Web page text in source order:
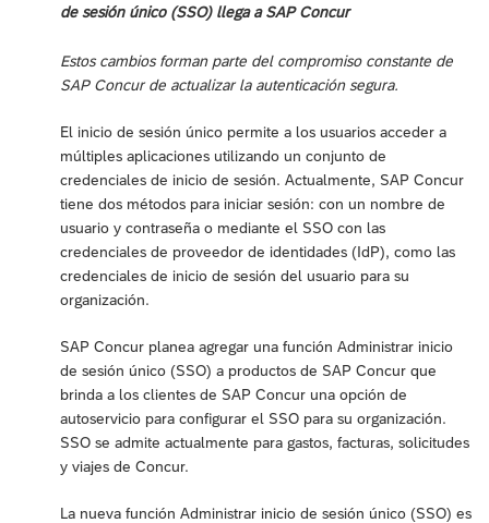
de sesión único (SSO) llega a SAP Concur
Estos cambios forman parte del compromiso constante de
SAP Concur de actualizar la autenticación segura.
El inicio de sesión único permite a los usuarios acceder a
múltiples aplicaciones utilizando un conjunto de
credenciales de inicio de sesión. Actualmente, SAP Concur
tiene dos métodos para iniciar sesión: con un nombre de
usuario y contraseña o mediante el SSO con las
credenciales de proveedor de identidades (IdP), como las
credenciales de inicio de sesión del usuario para su
organización.
SAP Concur planea agregar una función Administrar inicio
de sesión único (SSO) a productos de SAP Concur que
brinda a los clientes de SAP Concur una opción de
autoservicio para configurar el SSO para su organización.
SSO se admite actualmente para gastos, facturas, solicitudes
y viajes de Concur.
La nueva función Administrar inicio de sesión único (SSO) es